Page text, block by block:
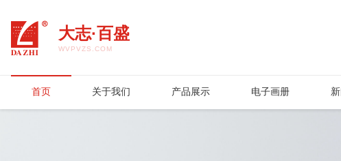
大志·百盛
WVPVZS.COM
首页 关于我们 产品展示 电子画册